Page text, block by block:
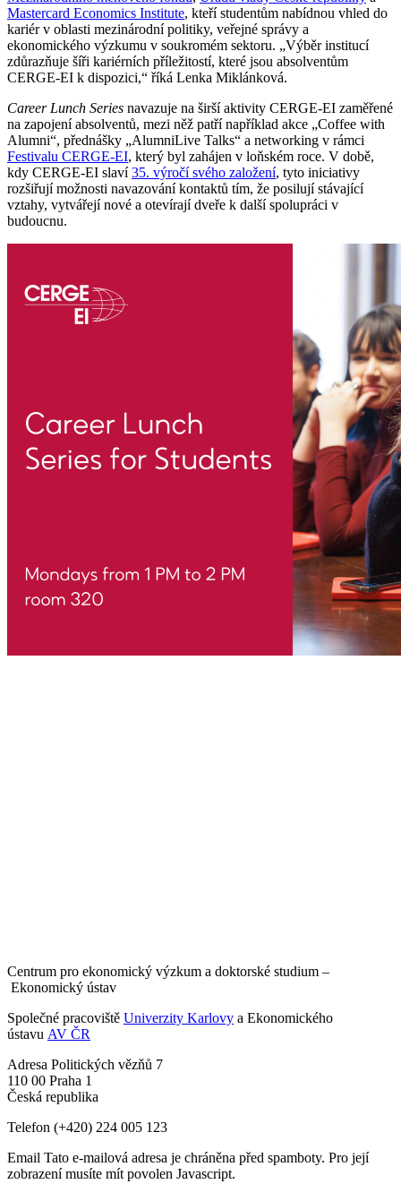
Mastercard Economics Institute, kteří studentům nabídnou vhled do
kariér v oblasti mezinárodní politiky, veřejné správy a
ekonomického výzkumu v soukromém sektoru. „Výběr institucí
zdůrazňuje šíři kariérních příležitostí, které jsou absolventům
CERGE-EI k dispozici,“ říká Lenka Miklánková.
Career Lunch Series navazuje na širší aktivity CERGE-EI zaměřené
na zapojení absolventů, mezi něž patří například akce „Coffee with
Alumni“, přednášky „AlumniLive Talks“ a networking v rámci
Festivalu CERGE-EI, který byl zahájen v loňském roce. V době,
kdy CERGE-EI slaví35. výročí svého založení, tyto iniciativy
rozšiřují možnosti navazování kontaktů tím, že posilují stávající
vztahy, vytvářejí nové a otevírají dveře k další spolupráci v
budoucnu.
Centrum pro ekonomický výzkum a doktorské studium –
Ekonomický ústav
Společné pracoviště Univerzity Karlovy a Ekonomického
ústavu AV ČR
Adresa Politických vězňů 7
110 00 Praha 1
Česká republika
Telefon (+420) 224 005 123
Email Tato e-mailová adresa je chráněna před spamboty. Pro její
zobrazení musíte mít povolen Javascript.